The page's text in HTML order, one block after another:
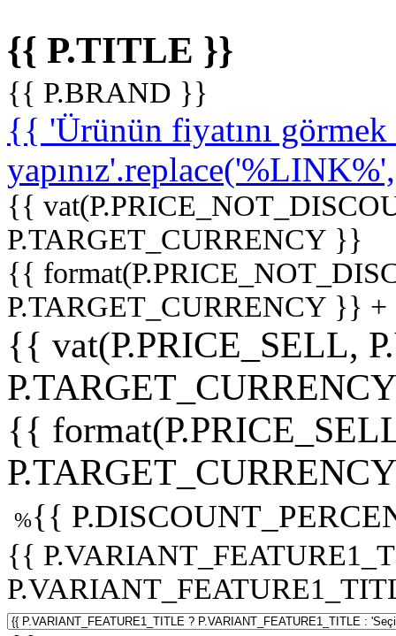
{{ P.TITLE }}
{{ P.BRAND }}
{{ 'Ürünün fiyatını
{{
P.TARGET_CURRENCY }}
{{
P.TARGET_CURRENCY }}
{{ vat(P.PRICE_SELL,
{{
%{{
{{